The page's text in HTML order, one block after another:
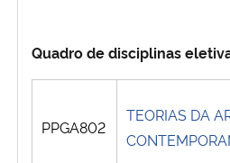
Quadro de disciplinas
PPGA802
TEORIAS DA